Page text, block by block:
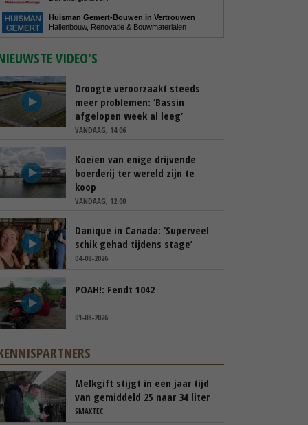
Huisman Gemert-Bouwen in Vertrouwen
Hallenbouw, Renovatie & Bouwmaterialen
VIDEO'S
Droogte veroorzaakt steeds
meer problemen: ‘Bassin
afgelopen week al leeg’
VANDAAG, 14:06
Koeien van enige drijvende
boerderij ter wereld zijn te
koop
VANDAAG, 12:00
Danique in Canada: ‘Superveel
schik gehad tijdens stage’
04-08-2026
POAH!: Fendt 1042
01-08-2026
Melkgift stijgt in een jaar tijd
van gemiddeld 25 naar 34 liter
per dag
SMAXTEC